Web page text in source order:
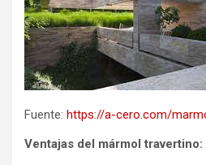
Fuente: https://a-cero.com/
Ventajas del mármol